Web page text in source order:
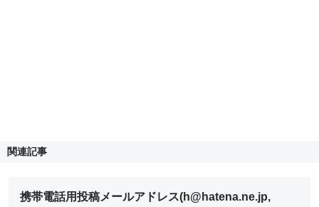
関連記事
携帯電話用投稿メールアドレス(h@hatena.ne.jp,